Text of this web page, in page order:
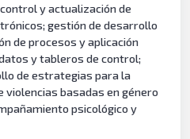
y actualización de
gestión de desarrollo
de procesos y aplicación
y tableros de control;
de estrategias para la
violencias basadas en género
psicológico y